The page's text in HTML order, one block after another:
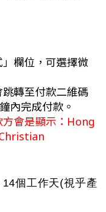
欄位，可選擇微
轉至付款二維碼
內完成付款。
會是顯示：Hong
個工作天(視乎產